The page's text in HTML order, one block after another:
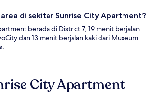
di sekitar Sunrise City Apartment?
berada di District 7, 19 menit berjalan
dan 13 menit berjalan kaki dari Museum
City Apartment